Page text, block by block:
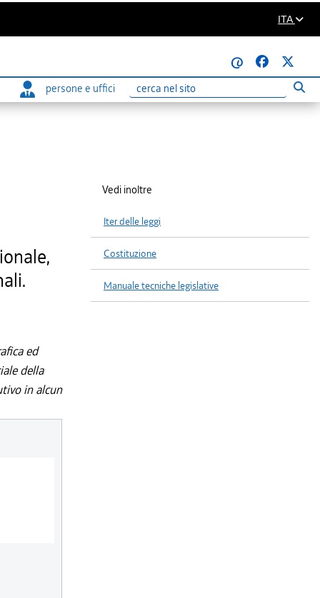
ITA
@
persone e uffici
Ricerca
ed
della
in alcun
Vedi inoltre
Iter delle leggi
Costituzione
Manuale tecniche legislative